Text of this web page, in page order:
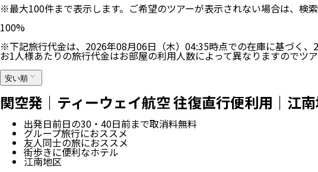
※最大100件まで表示します。ご希望のツアーが表示されない場合は、検
100%
※下記旅行代金は、 2026年08月06日（木）04:35時点での在庫に基づく、 2
お1人様あたりの旅行代金はお部屋の利用人数によって異なりますのでツ
安い順
関空発｜ティーウェイ航空 往復直行便利用｜江
出発日前日の30・40日前まで取消料無料
グループ旅行におススメ
友人同士の旅におススメ
街歩きに便利なホテル
江南地区